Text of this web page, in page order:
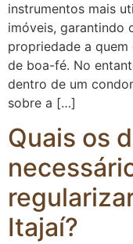
instrumentos mais
imóveis, garantindo
propriedade a
de boa-fé. No
dentro de um
sobre a […]
Quais os
Itajaí?